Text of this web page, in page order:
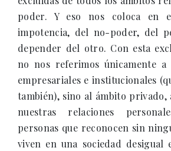
poder. Y eso nos coloca en
impotencia, del no-poder, del
depender del otro. Con esta
no nos referimos únicamente a
empresariales e institucionales
también), sino al ámbito
nuestras relaciones
personas que reconocen sin
viven en una sociedad desigual